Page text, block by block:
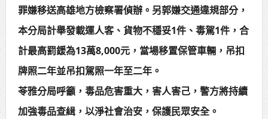
罪嫌移送高雄地方檢察署偵辦。另郭嫌交通違規部分，
本分局計舉發載運人客、貨物不穩妥1件、毒駕1件，合
計最高罰鍰為13萬8,000元，當場移置保管車輛，吊扣
牌照二年並吊扣駕照一年至二年。
苓雅分局呼籲，毒品危害重大，害人害己，警方將持續
加強毒品查緝，以淨社會治安，保護民眾安全。